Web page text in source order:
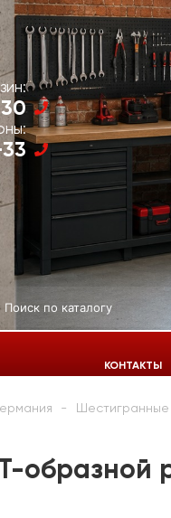
КОНТАКТЫ